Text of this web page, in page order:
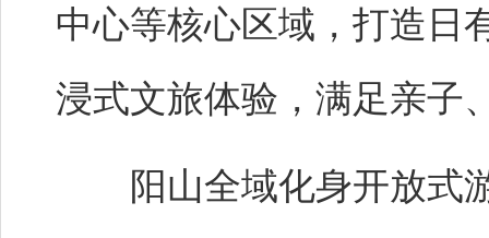
中心等核心区域，打造日
浸式文旅体验，满足亲子
阳山全域化身开放式游